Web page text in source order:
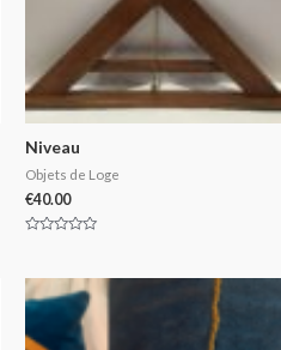
Niveau
Objets de Loge
€40.00
of
5